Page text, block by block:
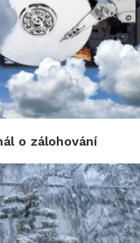
o zálohování